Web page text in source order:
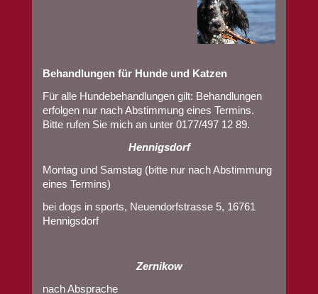
Behandlungen für Hunde und Katzen
Für alle Hundebehandlungen gilt: Behandlungen
erfolgen nur nach Abstimmung eines Termins.
Bitte rufen Sie mich an unter 0177/497 12 89.
Hennigsdorf
Montag und Samstag (bitte nur nach Abstimmung
eines Termins)
bei dogs in sports, Neuendorfstrasse 5, 16761
Hennigsdorf
Zernikow
nach Absprache